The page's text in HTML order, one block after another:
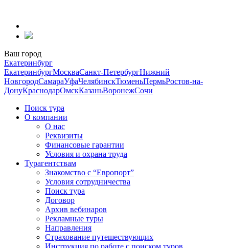
содержанию
Ваш город
Екатеринбург
ЕкатеринбургМоскваСанкт-ПетербургНижний
НовгородСамараУфаЧелябинскТюменьПермьРостов-на-
ДонуКраснодарОмскКазаньВоронежСочи
Поиск тура
О компании
О нас
Реквизиты
Финансовые гарантии
Условия и охрана труда
Турагентствам
Знакомство с “Европорт”
Условия сотрудничества
Поиск тура
Договор
Архив вебинаров
Рекламные туры
Направления
Страхование путешествующих
Инструкция по работе с поиском туров